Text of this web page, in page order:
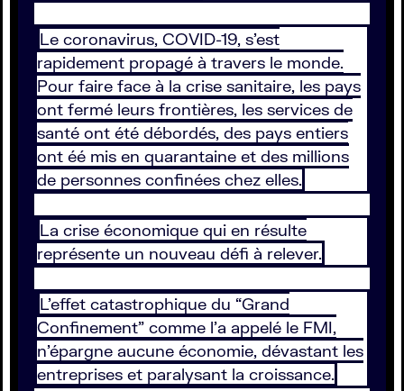
Le coronavirus, COVID-19, s’est
rapidement propagé à travers le monde.
Pour faire face à la crise sanitaire, les pays
ont fermé leurs frontières, les services de
santé ont été débordés, des pays entiers
ont éé mis en quarantaine et des millions
de personnes confinées chez elles.
La crise économique qui en résulte
représente un nouveau défi à relever.
L’effet catastrophique du “Grand
Confinement” comme l’a appelé le FMI,
n’épargne aucune économie, dévastant les
entreprises et paralysant la croissance.